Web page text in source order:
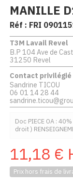
MANILLE
Réf : FRI
Doc PIECE OA :
droit )
T3M Lavail Revel
B.P 104 Ave de
31250 Revel
Contact privilégié
Sandrine TICOU
06 01 14 28 44
11,18 €
Prix hors frais de